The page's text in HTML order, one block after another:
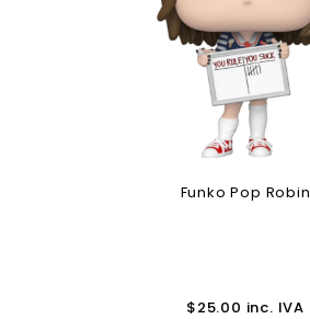
Funko Pop Robin
$25.00 inc. IVA